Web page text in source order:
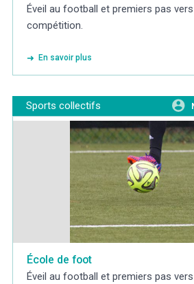
Éveil au football et premiers pas
compétition.
En savoir plus
Sports collectifs
École de foot
Éveil au football et premiers pas